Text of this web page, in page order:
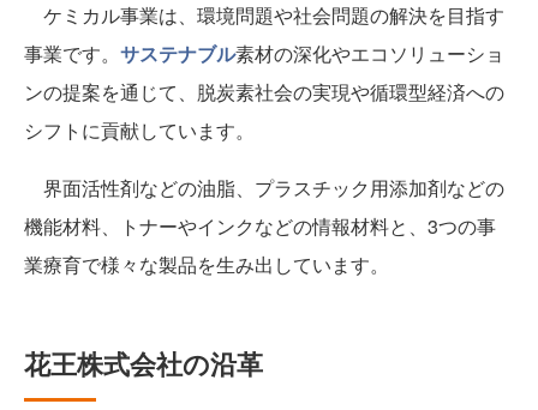
ケミカル事業は、環境問題や社会問題の解決を目指す
事業です。 サステナブル素材の深化やエコソリューショ
ンの提案を通じて、脱炭素社会の実現や循環型経済への
シフトに貢献しています。
界面活性剤などの油脂、プラスチック用添加剤などの
機能材料、トナーやインクなどの情報材料と、3つの事
業療育で様々な製品を生み出しています。
花王株式会社の沿革